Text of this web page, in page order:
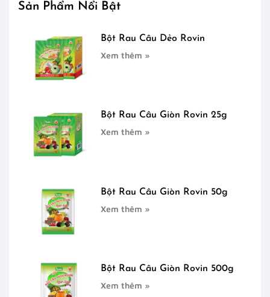
Sản Phẩm Nổi Bật
Bột Rau Câu Dẻo Rovin
Xem thêm »
Bột Rau Câu Giòn Rovin 25g
Xem thêm »
Bột Rau Câu Giòn Rovin 50g
Xem thêm »
Bột Rau Câu Giòn Rovin 500g
Xem thêm »